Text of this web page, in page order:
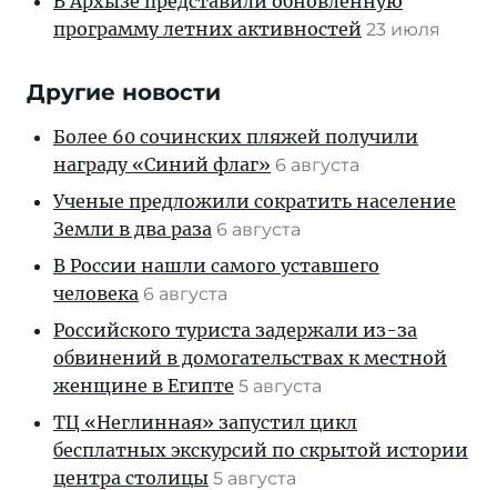
программу летних активностей 23 июля
Другие новости
Более 60 сочинских пляжей получили
награду «Синий флаг» 6 августа
Ученые предложили сократить население
Земли в два раза 6 августа
В России нашли самого уставшего
человека 6 августа
Российского туриста задержали из-за
обвинений в домогательствах к местной
женщине в Египте 5 августа
ТЦ «Неглинная» запустил цикл
бесплатных экскурсий по скрытой истории
центра столицы 5 августа